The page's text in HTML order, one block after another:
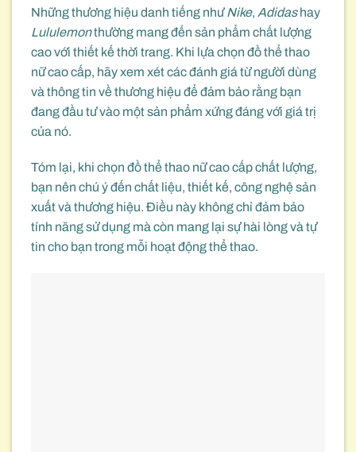
Những thương hiệu danh tiếng nhưNike, Adidashay
Lululemonthường mang đến sản phẩm chất lượng
cao với thiết kế thời trang. Khi lựa chọn đồ thể thao
nữ cao cấp, hãy xem xét các đánh giá từ người dùng
và thông tin về thương hiệu để đảm bảo rằng bạn
đang đầu tư vào một sản phẩm xứng đáng với giá trị
của nó.
Tóm lại, khi chọn đồ thể thao nữ cao cấp chất lượng,
bạn nên chú ý đến chất liệu, thiết kế, công nghệ sản
xuất và thương hiệu. Điều này không chỉ đảm bảo
tính năng sử dụng mà còn mang lại sự hài lòng và tự
tin cho bạn trong mỗi hoạt động thể thao.